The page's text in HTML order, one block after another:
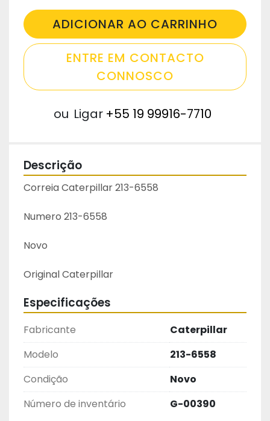
ADICIONAR AO CARRINHO
ENTRE EM CONTACTO
CONNOSCO
ou Ligar +55 19 99916-7710
Descrição
Correia Caterpillar 213-6558
Numero 213-6558
Novo
Original Caterpillar
Especificações
Fabricante
Caterpillar
Modelo
213-6558
Condição
Novo
Número de inventário
G-00390